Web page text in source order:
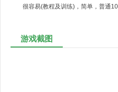
很容易(教程及训练)，简单，普通
可爱和搞笑的人物
游戏截图